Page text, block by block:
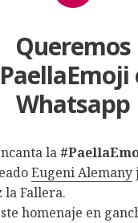
Queremos
Whatsapp
la
Eugeni Alemany
la Fallera.
homenaje en